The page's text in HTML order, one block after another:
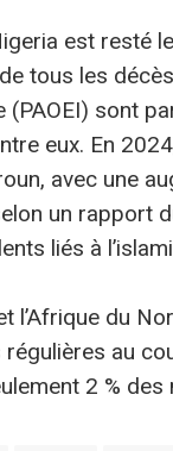
est resté
tous les
(PAOEI) sont
eux. En
avec une
un rapport
liés à
l’Afrique du
au
2 %